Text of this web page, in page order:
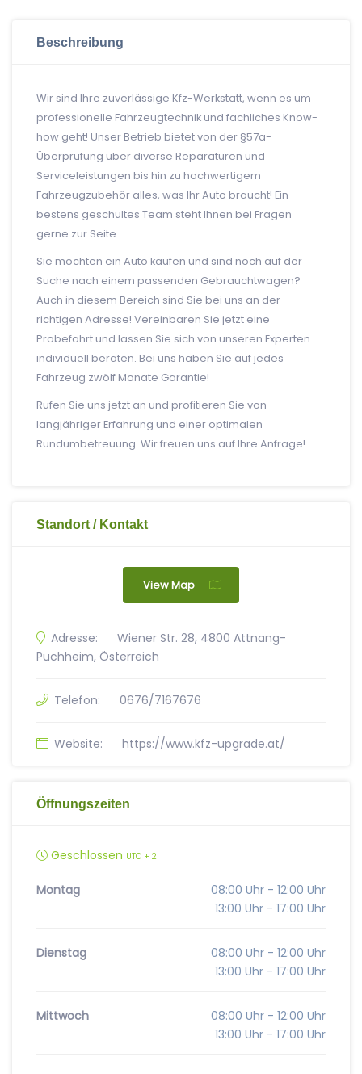
Beschreibung
Wir sind Ihre zuverlässige Kfz-Werkstatt, wenn es um
professionelle Fahrzeugtechnik und fachliches Know-
how geht! Unser Betrieb bietet von der §57a-
Überprüfung über diverse Reparaturen und
Serviceleistungen bis hin zu hochwertigem
Fahrzeugzubehör alles, was Ihr Auto braucht! Ein
bestens geschultes Team steht Ihnen bei Fragen
gerne zur Seite.
Sie möchten ein Auto kaufen und sind noch auf der
Suche nach einem passenden Gebrauchtwagen?
Auch in diesem Bereich sind Sie bei uns an der
richtigen Adresse! Vereinbaren Sie jetzt eine
Probefahrt und lassen Sie sich von unseren Experten
individuell beraten. Bei uns haben Sie auf jedes
Fahrzeug zwölf Monate Garantie!
Rufen Sie uns jetzt an und profitieren Sie von
langjähriger Erfahrung und einer optimalen
Rundumbetreuung. Wir freuen uns auf Ihre Anfrage!
Standort / Kontakt
View Map
Adresse:
Wiener Str. 28, 4800 Attnang-
Puchheim, Österreich
Telefon: 0676/7167676
Website: https://www.kfz-upgrade.at/
Öffnungszeiten
Geschlossen UTC + 2
Montag
08:00 Uhr - 12:00 Uhr
13:00 Uhr - 17:00 Uhr
Dienstag
08:00 Uhr - 12:00 Uhr
13:00 Uhr - 17:00 Uhr
Mittwoch
08:00 Uhr - 12:00 Uhr
13:00 Uhr - 17:00 Uhr